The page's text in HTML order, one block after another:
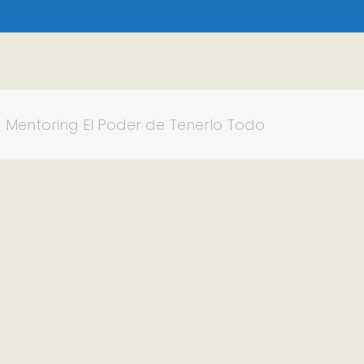
Mentoring El Poder de Tenerlo Todo